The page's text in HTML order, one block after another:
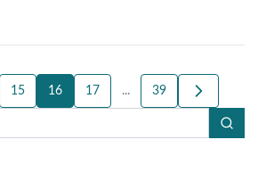
15 16 17 ... 39